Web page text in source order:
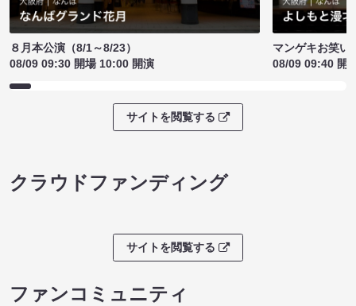
８月本公演（8/1～8/23）
08/09 09:30 開場 10:00 開演
マンゲキお笑い
08/09 09:40 開
サイトを閲覧する
クラウドファンディング
サイトを閲覧する
ファンコミュニティ